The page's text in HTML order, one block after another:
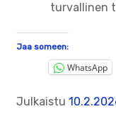
turvallinen
Jaa someen:
WhatsApp
Julkaistu